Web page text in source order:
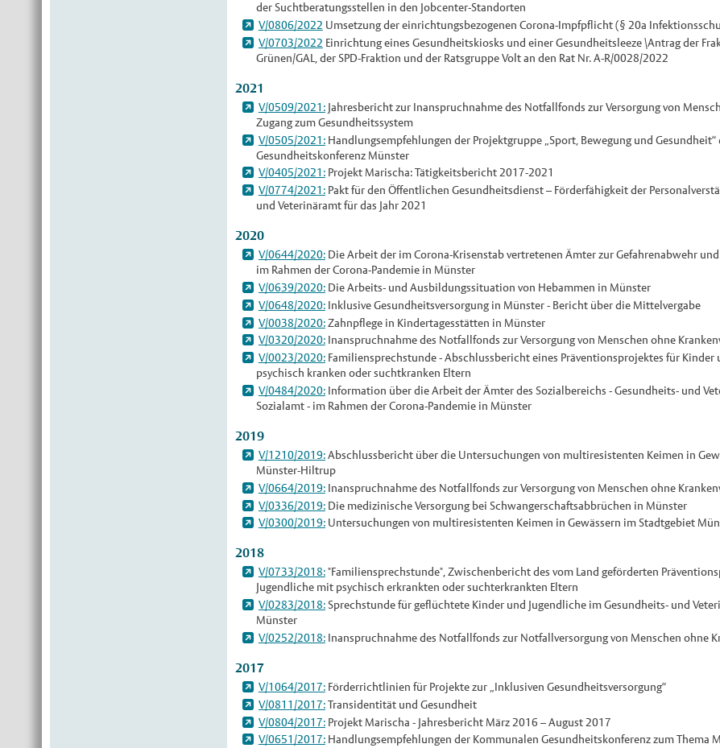
der Suchtberatungsstellen in den Jobcenter-Standorten
V/0806/2022 Umsetzung der einrichtungsbezogenen Corona-Impfpflicht (§ 20a
V/0703/2022 Einrichtung eines Gesundheitskiosks und einer Gesundheitsleeze \Antrag der
Grünen/GAL, der SPD-Fraktion und der Ratsgruppe Volt an den Rat Nr. A-R/0028/2022
2021
V/0509/2021:Jahresbericht zur Inanspruchnahme des Notfallfonds zur Versorgung von
Zugang zum Gesundheitssystem
V/0505/2021:Handlungsempfehlungen der Projektgruppe „Sport, Bewegung und Gesundheit“
Gesundheitskonferenz Münster
V/0405/2021:Projekt Marischa: Tätigkeitsbericht 2017-2021
V/0774/2021:Pakt für den Öffentlichen Gesundheitsdienst – Förderfähigkeit der
und Veterinäramt für das Jahr 2021
2020
V/0644/2020:Die Arbeit der im Corona-Krisenstab vertretenen Ämter zur Gefahrenabwehr
im Rahmen der Corona-Pandemie in Münster
V/0639/2020:Die Arbeits- und Ausbildungssituation von Hebammen in Münster
V/0648/2020:Inklusive Gesundheitsversorgung in Münster - Bericht über die Mittelvergabe
V/0038/2020:Zahnpflege in Kindertagesstätten in Münster
V/0320/2020:Inanspruchnahme des Notfallfonds zur Versorgung von Menschen ohne
V/0023/2020:Familiensprechstunde - Abschlussbericht eines Präventionsprojektes für Kinder
psychisch kranken oder suchtkranken Eltern
V/0484/2020:Information über die Arbeit der Ämter des Sozialbereichs - Gesundheits- und
Sozialamt - im Rahmen der Corona-Pandemie in Münster
2019
V/1210/2019:Abschlussbericht über die Untersuchungen von multiresistenten Keimen in
Münster-Hiltrup
V/0664/2019:Inanspruchnahme des Notfallfonds zur Versorgung von Menschen ohne
V/0336/2019:Die medizinische Versorgung bei Schwangerschaftsabbrüchen in Münster
V/0300/2019:Untersuchungen von multiresistenten Keimen in Gewässern im Stadtgebiet
2018
V/0733/2018:"Familiensprechstunde", Zwischenbericht des vom Land geförderten
Jugendliche mit psychisch erkrankten oder suchterkrankten Eltern
V/0283/2018:Sprechstunde für geflüchtete Kinder und Jugendliche im Gesundheits- und
Münster
V/0252/2018:Inanspruchnahme des Notfallfonds zur Notfallversorgung von Menschen ohne
2017
V/1064/2017:Förderrichtlinien für Projekte zur „Inklusiven Gesundheitsversorgung“
V/0811/2017:Transidentität und Gesundheit
V/0804/2017:Projekt Marischa - Jahresbericht März 2016 – August 2017
V/0651/2017:Handlungsempfehlungen der Kommunalen Gesundheitskonferenz zum Thema